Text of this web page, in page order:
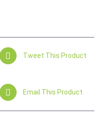
Tweet This Product
Email This Product